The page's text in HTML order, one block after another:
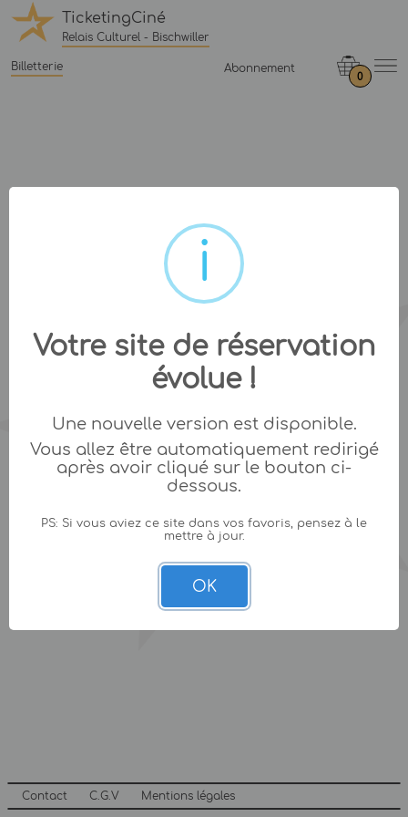
TicketingCiné
Relais Culturel - Bischwiller
Billetterie Abonnement
0
Contact C.G.V Mentions légales
Votre site de réservation
évolue !
Une nouvelle version est disponible.
Vous allez être automatiquement redirigé
après avoir cliqué sur le bouton ci-
dessous.
PS: Si vous aviez ce site dans vos favoris, pensez à le
mettre à jour.
OK